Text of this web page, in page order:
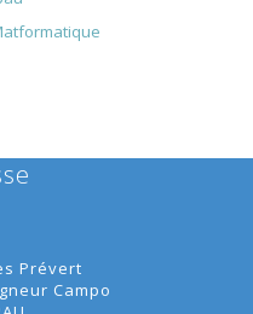
Prévert
Campo